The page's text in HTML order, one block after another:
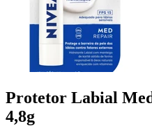
Protetor Labial
4,8g